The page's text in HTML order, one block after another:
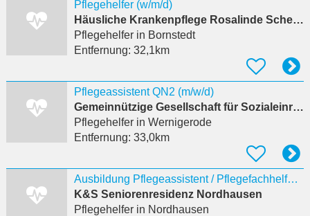
Pflegehelfer (w/m/d)
Häusliche Krankenpflege Rosalinde Scheunert GmbH
Pflegehelferin Bornstedt
Entfernung: 32,1km
Pflegeassistent QN2 (m/w/d)
Gemeinnützige Gesellschaft für Sozialeinrichtungen Wernigerode mbH
Pflegehelferin Wernigerode
Entfernung: 33,0km
Ausbildung Pflegeassistent / Pflegefachhelfer (m/w/d) 2027
K&S Seniorenresidenz Nordhausen
Pflegehelferin Nordhausen